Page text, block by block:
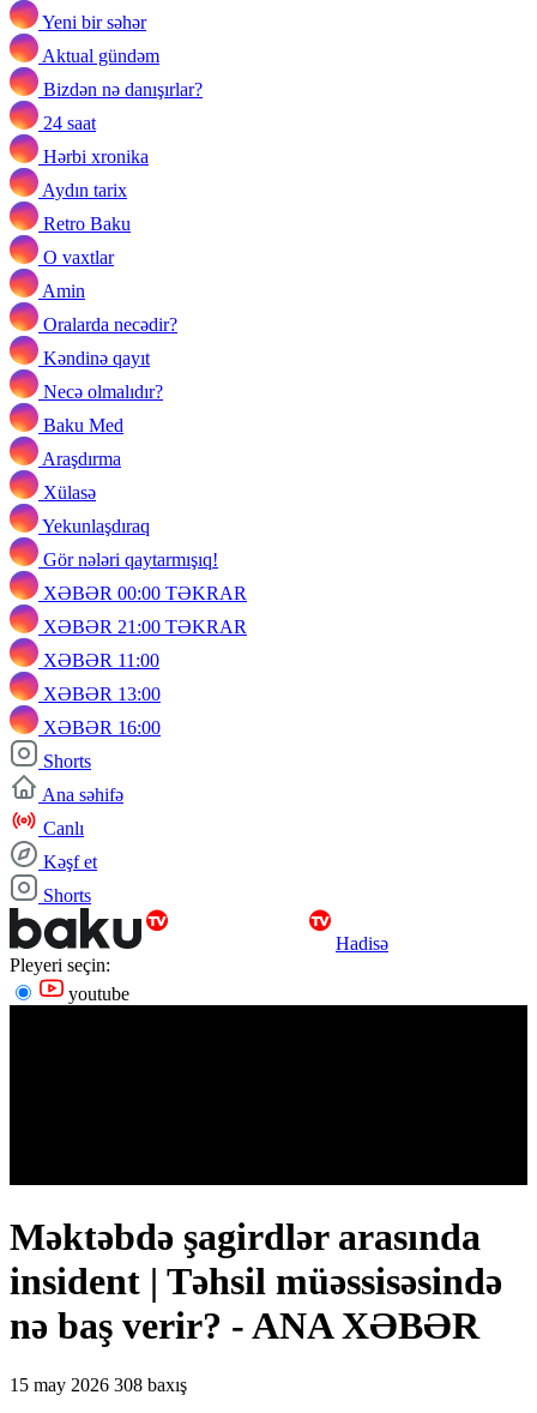
Yeni bir səhər
Aktual gündəm
Bizdən nə danışırlar?
24 saat
Hərbi xronika
Aydın tarix
Retro Baku
O vaxtlar
Amin
Oralarda necədir?
Kəndinə qayıt
Necə olmalıdır?
Baku Med
Araşdırma
Xülasə
Yekunlaşdıraq
Gör nələri qaytarmışıq!
XƏBƏR 00:00 TƏKRAR
XƏBƏR 21:00 TƏKRAR
XƏBƏR 11:00
XƏBƏR 13:00
XƏBƏR 16:00
Shorts
Ana səhifə
Canlı
Kəşf et
Shorts
Hadisə
Pleyeri seçin:
youtube
Məktəbdə şagirdlər arasında
insident | Təhsil müəssisəsində
nə baş verir? - ANA XƏBƏR
15 may 2026 308 baxış